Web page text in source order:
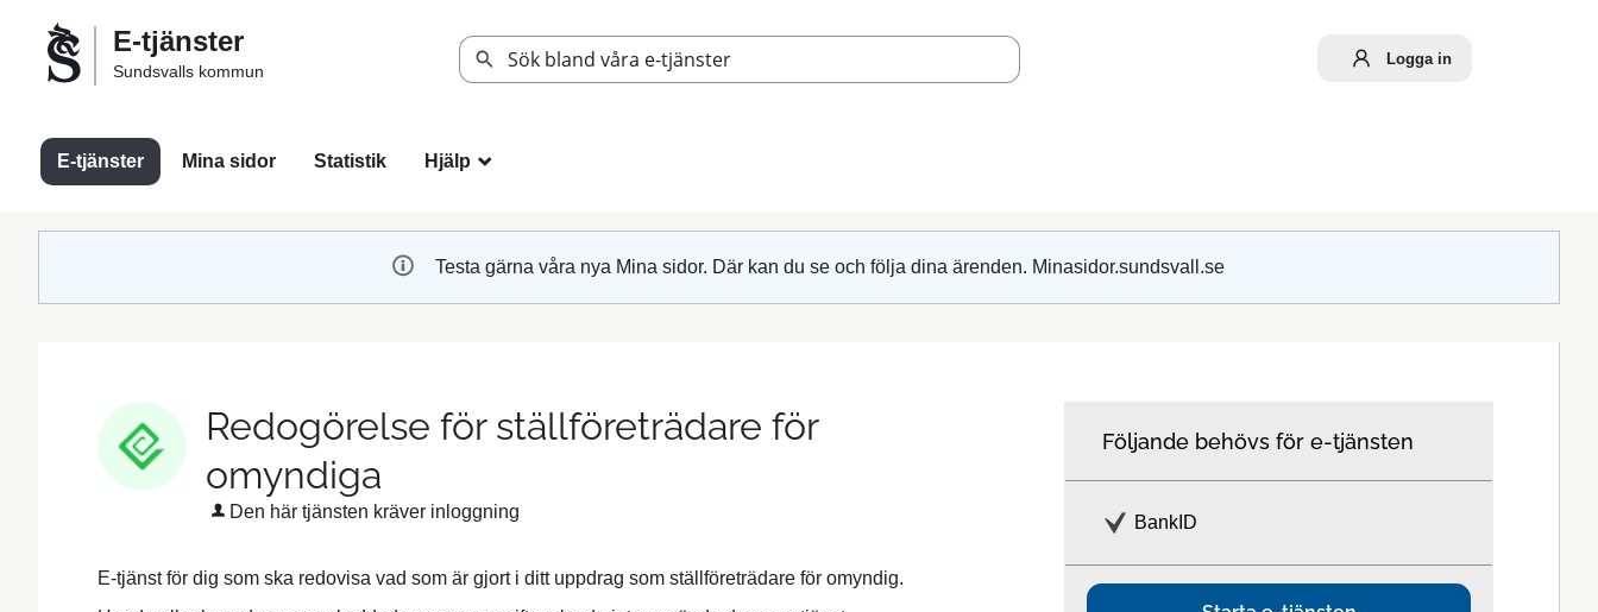
Välkommen
Sundsvalls
tjänster
E-tjänster
Sundsvalls kommun
Logga in
E-tjänster Mina sidor Statistik Hjälp _
Testa gärna våra nya Mina sidor. Där kan du se och följa dina ärenden. Minasidor.sundsvall.se
Redogörelse för ställföreträdare för
omyndiga
Den här tjänsten kräver inloggning
E-tjänst för dig som ska redovisa vad som är gjort i ditt uppdrag som ställföreträdare för omyndig.
Följande behövs för e-tjänsten
BankID